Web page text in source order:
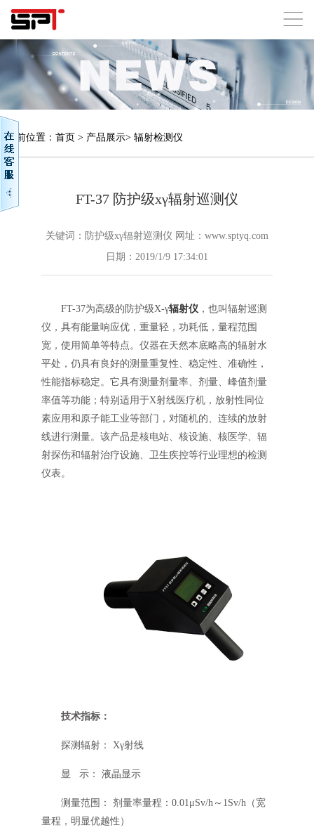
当前位置： 首页 > 产品展示> 辐射检测仪
FT-37 防护级xγ辐射巡测仪
关键词：防护级xγ辐射巡测仪 网址：www.sptyq.com
日期：2019/1/9 17:34:01
FT-37为高级的防护级X-γ辐射仪，也叫辐射巡测
仪，具有能量响应优，重量轻，功耗低，量程范围
宽，使用简单等特点。仪器在天然本底略高的辐射水
平处，仍具有良好的测量重复性、稳定性、准确性，
性能指标稳定。它具有测量剂量率、剂量、峰值剂量
率值等功能；特别适用于X射线医疗机，放射性同位
素应用和原子能工业等部门，对随机的、连续的放射
线进行测量。该产品是核电站、核设施、核医学、辐
射探伤和辐射治疗设施、卫生疾控等行业理想的检测
仪表。
技术指标：
探测辐射： Xγ射线
显 示： 液晶显示
测量范围： 剂量率量程：0.01μSv/h～1Sv/h（宽
量程，明显优越性）